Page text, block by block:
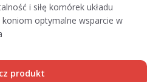
i siłę komórek układu
optymalne wsparcie w
produkt